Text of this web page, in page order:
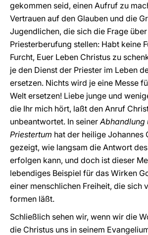
gekommen seid, einen Aufruf zu
Vertrauen auf den Glauben und die
Jugendlichen, die sich die Frage
Priesterberufung stellen: Habt keine
Furcht, Euer Leben Christus zu
je den Dienst der Priester im Leben
ersetzen. Nichts wird je eine Messe
Welt ersetzen! Liebe junge und
die Ihr mich hört, laßt den Anruf
unbeantwortet. In seinerAbhandlung
Priestertum hat der heilige Johannes
gezeigt, wie langsam die Antwort
erfolgen kann, und doch ist dieser
lebendiges Beispiel für das Wirken
einer menschlichen Freiheit, die sich
formen läßt.
Schließlich sehen wir, wenn wir die
die Christus uns in seinem